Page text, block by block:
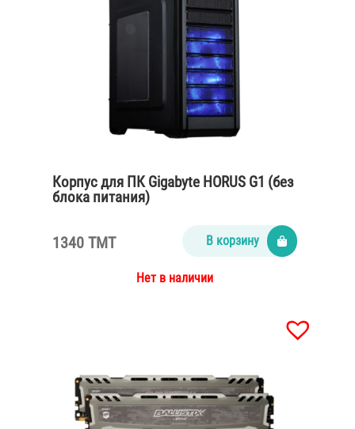
Корпус для ПК Gigabyte HORUS G1 (без
блока питания)
1340 TMT В корзину
Нет в наличии